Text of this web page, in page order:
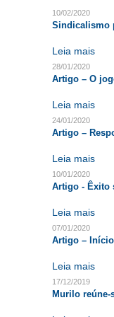
10/02/2020
Sindicalismo
Leia mais
28/01/2020
Artigo – O
Leia mais
24/01/2020
Artigo –
Leia mais
10/01/2020
Artigo - Êxito
Leia mais
07/01/2020
Artigo –
Leia mais
17/12/2019
Murilo reúne-